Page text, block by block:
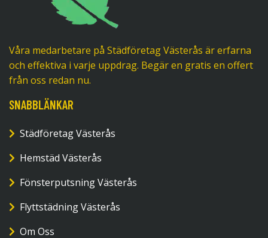
Våra medarbetare på Städföretag Västerås är erfarna
och effektiva i varje uppdrag. Begär en gratis en offert
från oss redan nu.
SNABBLÄNKAR
Städföretag Västerås
Hemstäd Västerås
Fönsterputsning Västerås
Flyttstädning Västerås
Om Oss